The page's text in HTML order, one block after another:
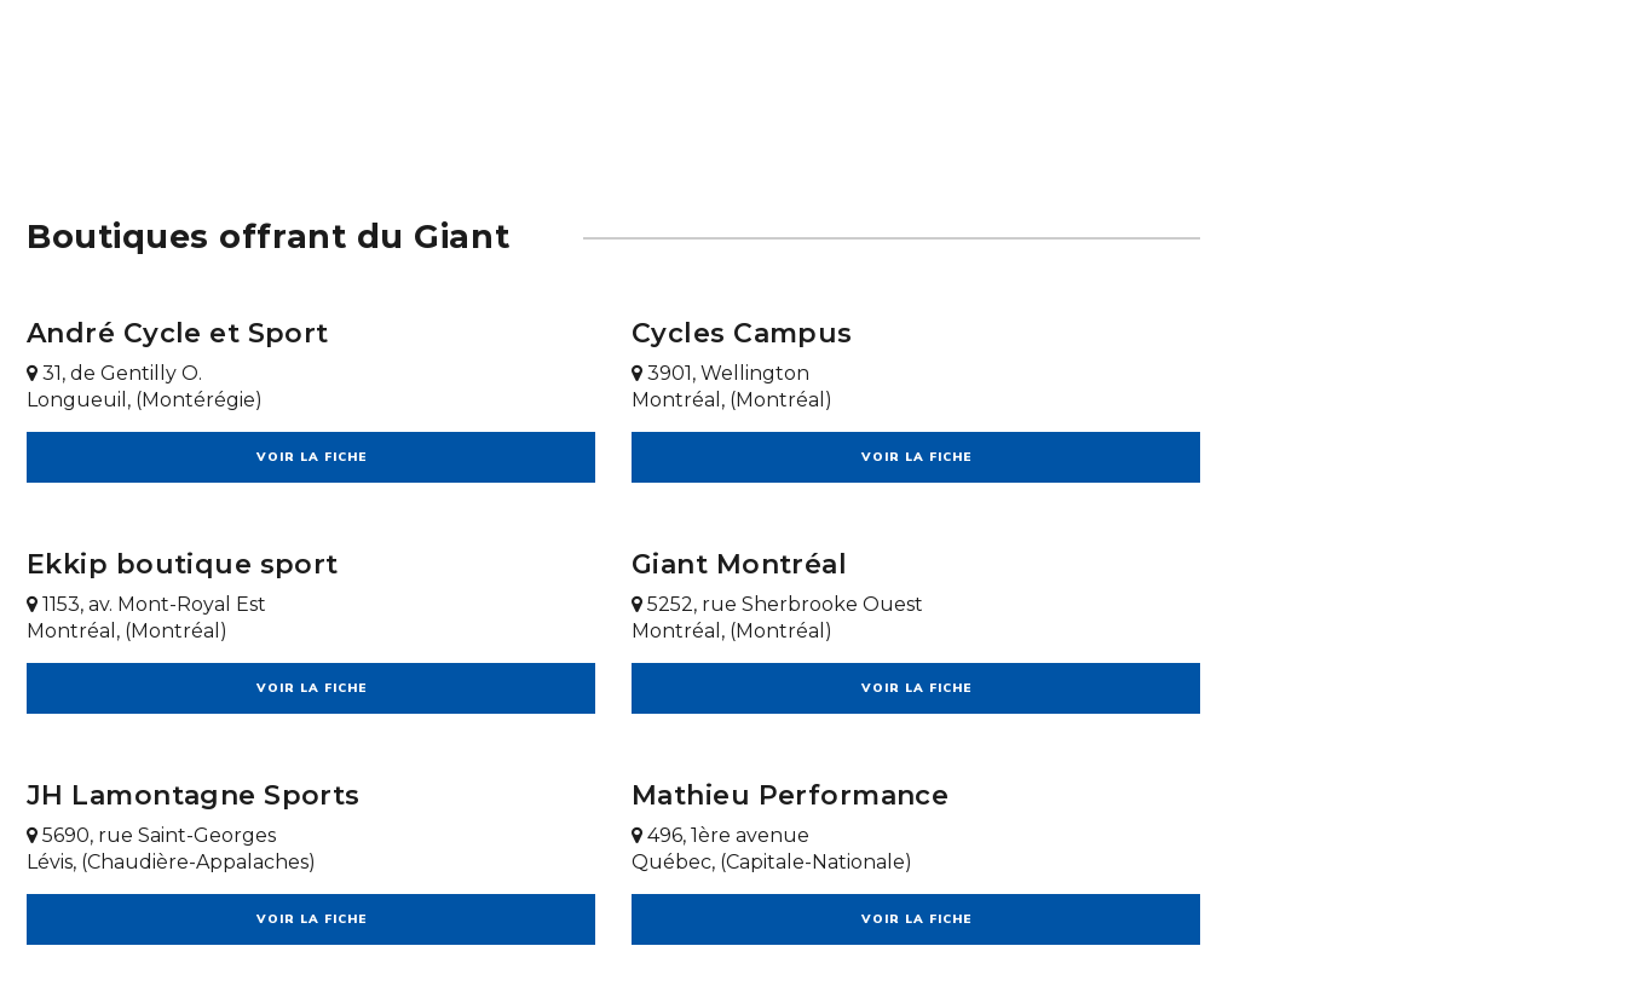
Boutiques offrant du Giant
André Cycle et Sport
31, de Gentilly O.
Longueuil, (Montérégie)
VOIR LA FICHE
Cycles Campus
3901, Wellington
Montréal, (Montréal)
VOIR LA FICHE
Ekkip boutique sport
1153, av. Mont-Royal Est
Montréal, (Montréal)
VOIR LA FICHE
Giant Montréal
5252, rue Sherbrooke Ouest
Montréal, (Montréal)
VOIR LA FICHE
JH Lamontagne Sports
5690, rue Saint-Georges
Lévis, (Chaudière-Appalaches)
VOIR LA FICHE
Mathieu Performance
496, 1ère avenue
Québec, (Capitale-Nationale)
VOIR LA FICHE